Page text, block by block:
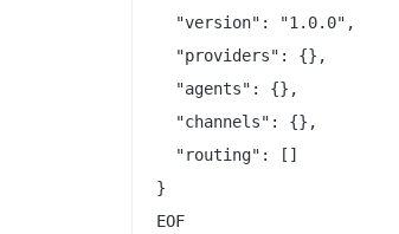
  "version": "1.0.0",
  "providers": {},
  "agents": {},
  "channels": {},
  "routing": []
}